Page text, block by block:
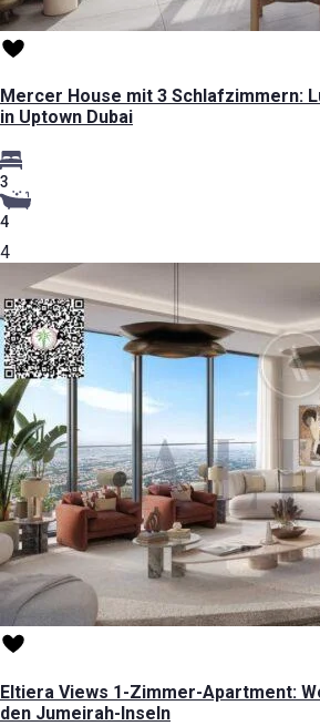
Mercer House mit 3 Schlafzimmern:
in Uptown Dubai
3
4
4
Eltiera Views 1-Zimmer-Apartment:
den Jumeirah-Inseln